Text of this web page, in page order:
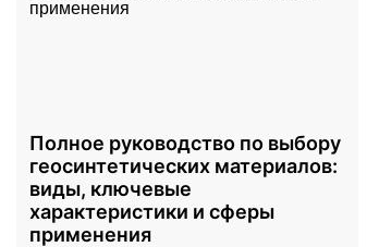
Полное руководство по выбору
геосинтетических материалов:
виды, ключевые
характеристики и сферы
применения